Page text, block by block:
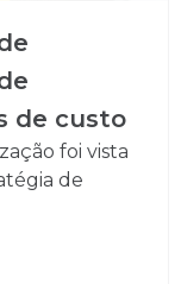
de custo
foi vista
de